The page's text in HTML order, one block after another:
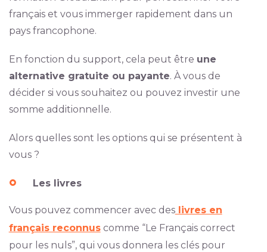
français et vous immerger rapidement dans un
pays francophone.
En fonction du support, cela peut être une
alternative gratuite ou payante. À vous de
décider si vous souhaitez ou pouvez investir une
somme additionnelle.
Alors quelles sont les options qui se présentent à
vous ?
Les livres
Vous pouvez commencer avec deslivres en
français reconnuscomme “Le Français correct
pour les nuls”, qui vous donnera les clés pour